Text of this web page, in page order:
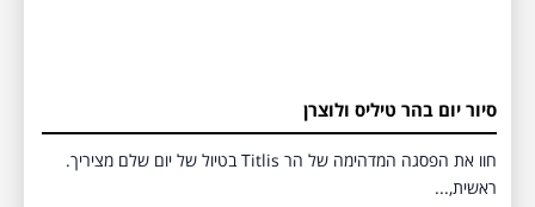
סיור יום בהר טיליס ולוצרן
חוו את הפסגה המדהימה של הר Titlis בטיול של יום שלם מציריך.
ראשית,...